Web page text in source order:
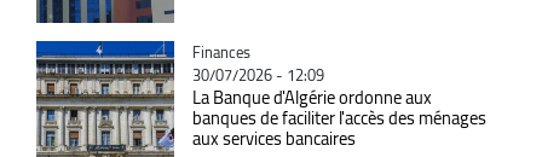
Catégorie
Finances
30/07/2026 - 12:09
La Banque d'Algérie ordonne aux
banques de faciliter l'accès des ménages
aux services bancaires